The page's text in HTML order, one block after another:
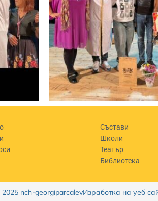
Състави
Школи
Театър
Библиотека
nch-georgiparcalevИзработка на уеб